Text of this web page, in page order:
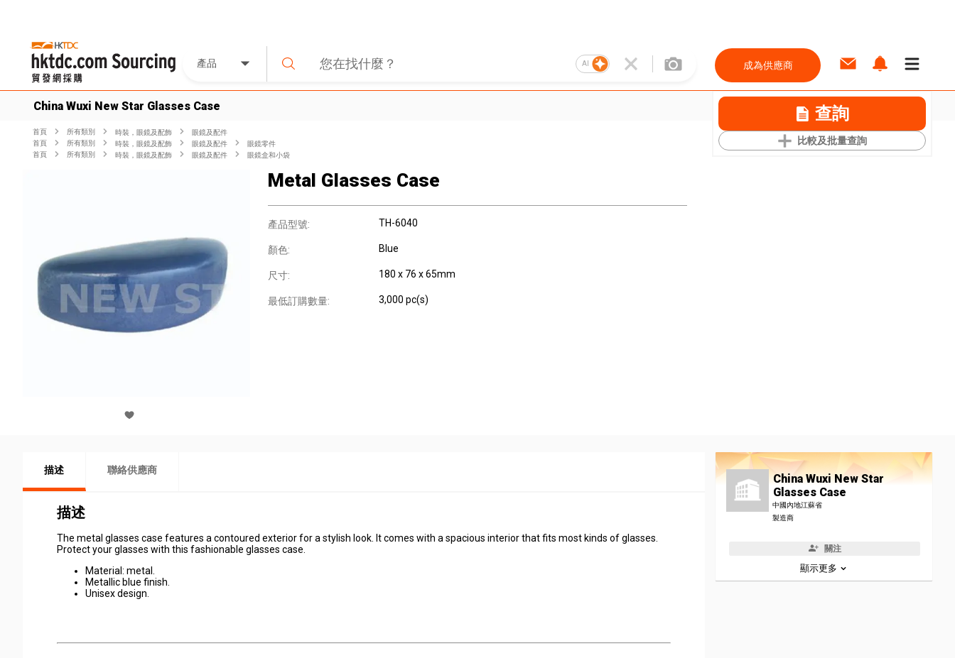
產品 AI 成為供應商
China Wuxi New Star Glasses Case 查詢
比較及批量查詢
首頁 所有類別 時裝，眼鏡及配飾
眼鏡及配件
首頁
所有類別 時裝，眼鏡及配飾 眼鏡及配件
眼鏡零件
首頁
所有類別 時裝，眼鏡及配飾 眼鏡及配件 眼鏡盒和小袋
Metal Glasses Case
產品型號: TH-6040
顏色: Blue
尺寸: 180 x 76 x 65mm
最低訂購數量: 3,000 pc(s)
描述 聯絡供應商
描述
The metal glasses case features a contoured exterior for a stylish look. It comes with a spacious interior that fits most kinds of glasses.
Protect your glasses with this fashionable glasses case.
Material: metal.
Metallic blue finish.
Unisex design.
China Wuxi New Star
Glasses Case
中國內地江蘇省
製造商
關注
顯示更多